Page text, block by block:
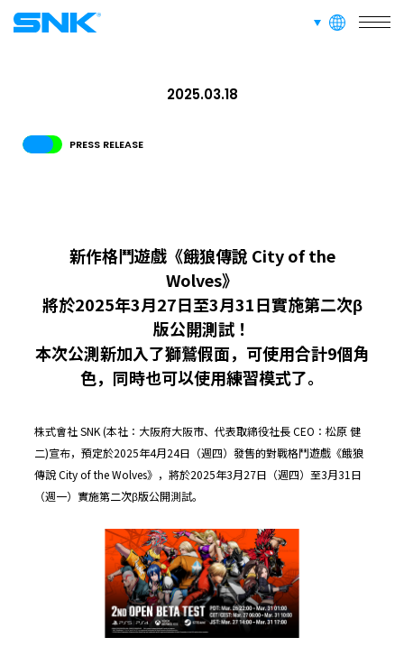
languages
ABOUT
網站信息
PRESS RELEASE
2025.03.18
新作格鬥遊戲《餓狼傳說 City of the
Wolves》
將於2025年3月27日至3月31日實施第二次β
版公開測試！
本次公測新加入了獅鷲假面，可使用合計9個角
色，同時也可以使用練習模式了。
株式會社 SNK (本社：大阪府大阪市、代表取締役社長 CEO：松原 健
二)宣布，預定於2025年4月24日（週四）發售的對戰格鬥遊戲《餓狼
傳說 City of the Wolves》，將於2025年3月27日（週四）至3月31日
（週一）實施第二次β版公開測試。